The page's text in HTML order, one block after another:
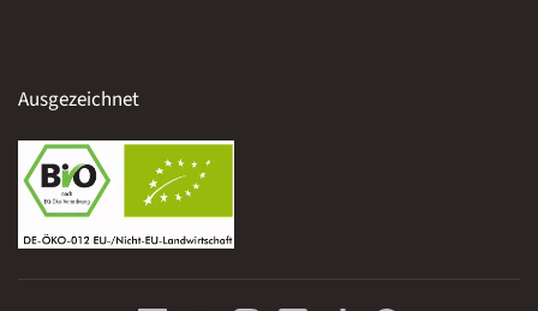
Ausgezeichnet